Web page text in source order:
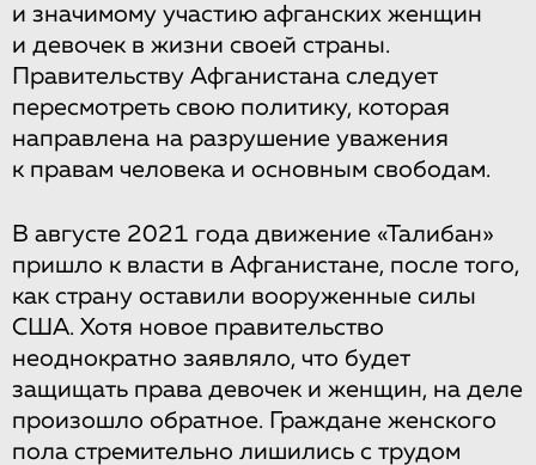
и значимому участию афганских женщин
и девочек в жизни своей страны.
Правительству Афганистана следует
пересмотреть свою политику, которая
направлена на разрушение уважения
к правам человека и основным свободам.
В августе 2021 года движение «Талибан»
пришло к власти в Афганистане, после того,
как страну оставили вооруженные силы
США. Хотя новое правительство
неоднократно заявляло, что будет
защищать права девочек и женщин, на деле
произошло обратное. Граждане женского
пола стремительно лишились с трудом